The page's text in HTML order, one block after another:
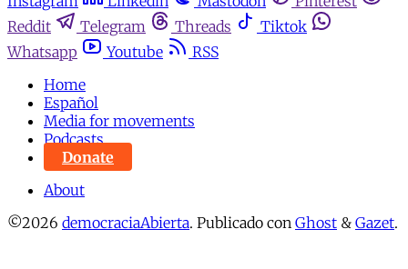
Reddit
Telegram Threads
Tiktok
Whatsapp
Youtube
RSS
Home
Español
Media for movements
Podcasts
Donate
About
©2026 democraciaAbierta. Publicado con Ghost & Gazet.